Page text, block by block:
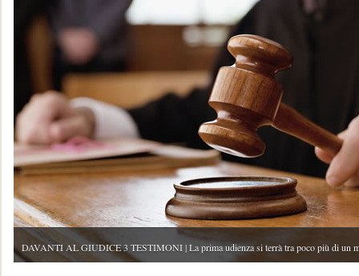
DAVANTI AL GIUDICE 3 TESTIMONI | La prima udienza si terrà tra poco più di un